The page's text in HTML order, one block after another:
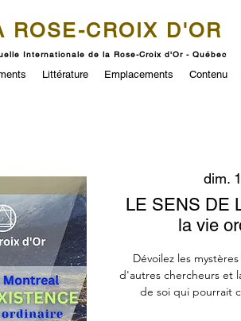
ROSE-CROIX D'OR
Internationale de la Rose-Croix d'Or - Québec
Littérature Emplacements Contenu
dim.
LE SENS DE
la vie
Dévoilez les
d'autres chercheurs et
de soi qui pourrait